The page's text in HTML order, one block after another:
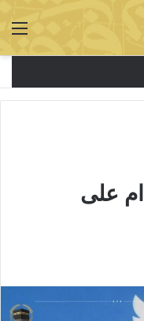
على